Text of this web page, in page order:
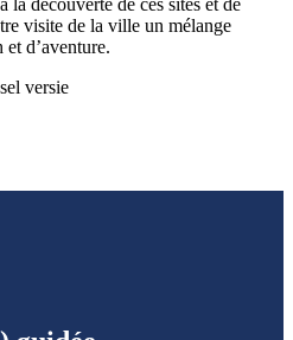
visite de la ville un mélange
d’aventure.